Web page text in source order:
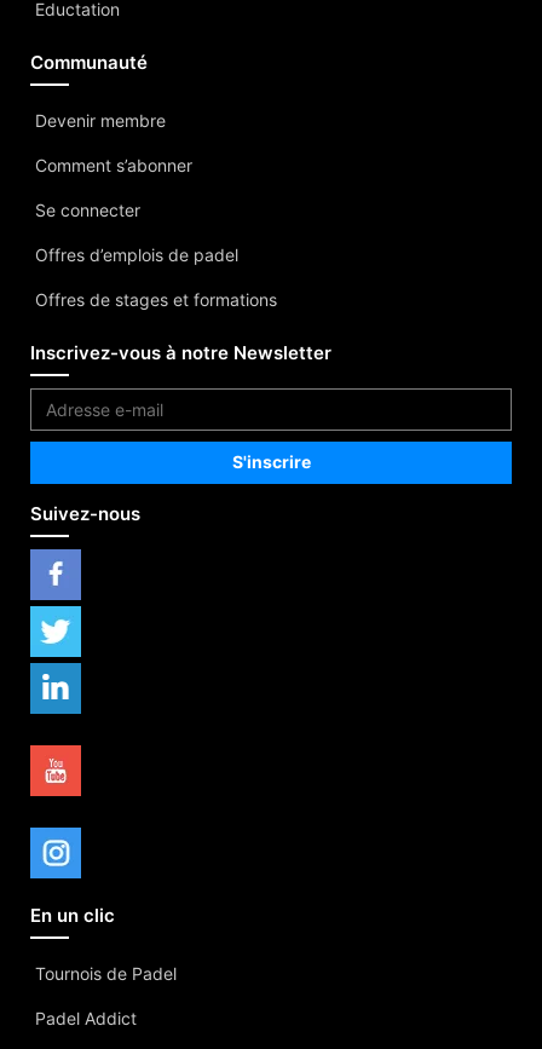
Eductation
Communauté
Devenir membre
Comment s’abonner
Se connecter
Offres d’emplois de padel
Offres de stages et formations
Inscrivez-vous à notre Newsletter
Suivez-nous
En un clic
Tournois de Padel
Padel Addict